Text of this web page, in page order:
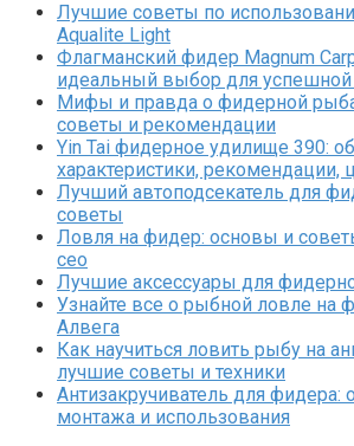
Лучшие советы по
Aqualite Light
Флагманский фидер Magnum
идеальный выбор для
Мифы и правда о фидерной
советы и рекомендации
Yin Tai фидерное удилище 390:
характеристики, рекомендации,
Лучший автоподсекатель для
советы
Ловля на фидер: основы и
сео
Лучшие аксессуары для
Узнайте все о рыбной ловле на
Алвега
Как научиться ловить рыбу на
лучшие советы и техники
Антизакручиватель для фидера:
монтажа и использования